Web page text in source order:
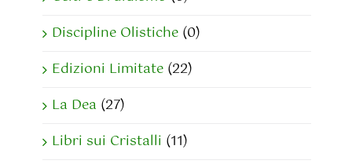
Discipline Olistiche (0)
Edizioni Limitate (22)
La Dea (27)
Libri sui Cristalli (11)